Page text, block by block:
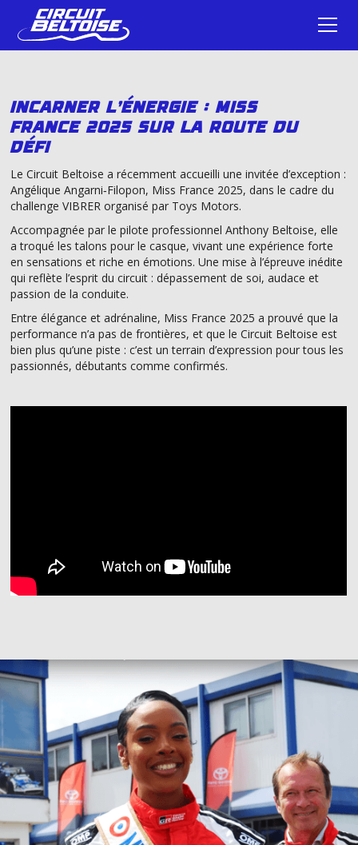
Incarner l'énergie : Miss
France 2025 sur la route du
défi
Le Circuit Beltoise a récemment accueilli une invitée d’exception :
Angélique Angarni‑Filopon, Miss France 2025, dans le cadre du
challenge VIBRER organisé par Toys Motors.
Accompagnée par le pilote professionnel Anthony Beltoise, elle
a troqué les talons pour le casque, vivant une expérience forte
en sensations et riche en émotions. Une mise à l’épreuve inédite
qui reflète l’esprit du circuit : dépassement de soi, audace et
passion de la conduite.
Entre élégance et adrénaline, Miss France 2025 a prouvé que la
performance n’a pas de frontières, et que le Circuit Beltoise est
bien plus qu’une piste : c’est un terrain d’expression pour tous les
passionnés, débutants comme confirmés.